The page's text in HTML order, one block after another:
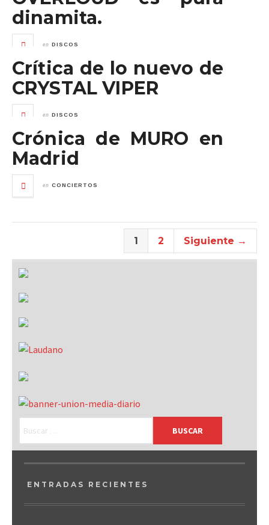
dinamita.
en DISCOS
Crítica de lo nuevo de
CRYSTAL VIPER
en DISCOS
Crónica de MURO en
Madrid
en CONCIERTOS
1 2 Siguiente →
ENTRADAS RECIENTES